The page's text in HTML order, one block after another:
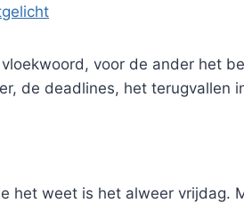
voor de ander het
de deadlines, het
het weet is het alweer